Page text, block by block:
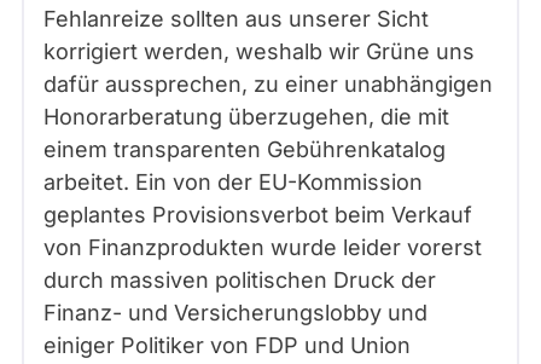
Fehlanreize sollten aus unserer Sicht
korrigiert werden, weshalb wir Grüne uns
dafür aussprechen, zu einer unabhängigen
Honorarberatung überzugehen, die mit
einem transparenten Gebührenkatalog
arbeitet. Ein von der EU-Kommission
geplantes Provisionsverbot beim Verkauf
von Finanzprodukten wurde leider vorerst
durch massiven politischen Druck der
Finanz- und Versicherungslobby und
einiger Politiker von FDP und Union